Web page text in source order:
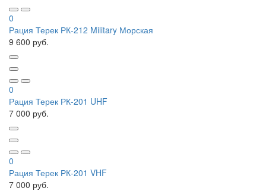
0
Рация Терек РК-212 Military Морская
9 600 руб.
0
Рация Терек РК-201 UHF
7 000 руб.
0
Рация Терек РК-201 VHF
7 000 руб.